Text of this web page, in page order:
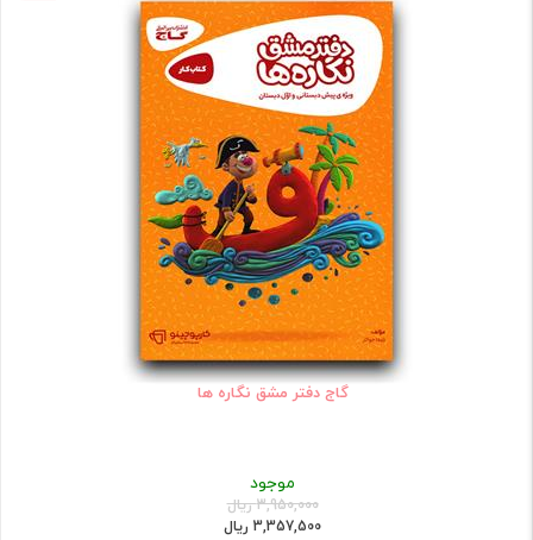
گاج دفتر مشق نگاره ها
موجود
3,950,000 ریال
3,357,500 ریال